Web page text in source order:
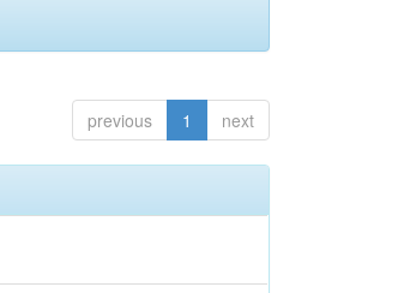
previous 1 next